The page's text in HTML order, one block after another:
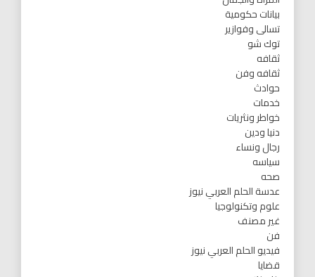
بيانات حكومية
تسالى وفوازير
توك شو
ثقافه
ثقافه وفن
حوادث
خدمات
خواطر ونثريات
دنيا ودين
رجال ونساء
سياسه
صحه
عدسة الحلم العربي نيوز
علوم وتكنولوجيا
غير مصنف
فن
فيديو الحلم العربي نيوز
قضايا